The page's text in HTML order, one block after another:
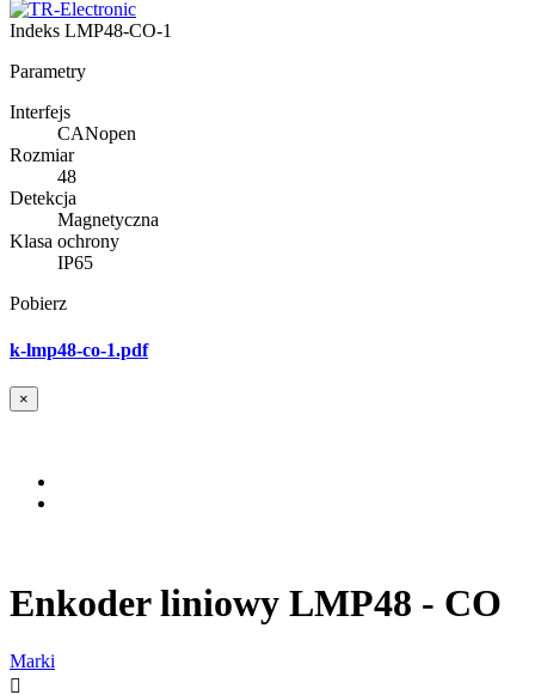
Indeks LMP48-CO-1
Parametry
Interfejs
CANopen
Rozmiar
48
Detekcja
Magnetyczna
Klasa ochrony
IP65
Pobierz
k-lmp48-co-1.pdf
×
Enkoder liniowy LMP48 - CO
Marki
